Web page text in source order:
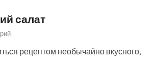
салат
рецептом необычайно вкусного,